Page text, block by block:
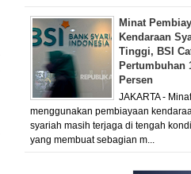
Minat
Kendaraan
Tinggi, BSI
Pertumbuhan
Persen
JAKARTA -
menggunakan pembiayaan
syariah masih terjaga di tengah
yang membuat sebagian m...